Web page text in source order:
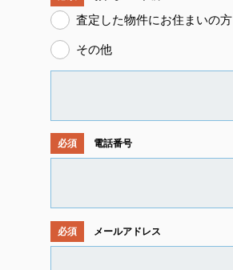
査定した物件にお住まいの方
その他
電話番号
メールアドレス